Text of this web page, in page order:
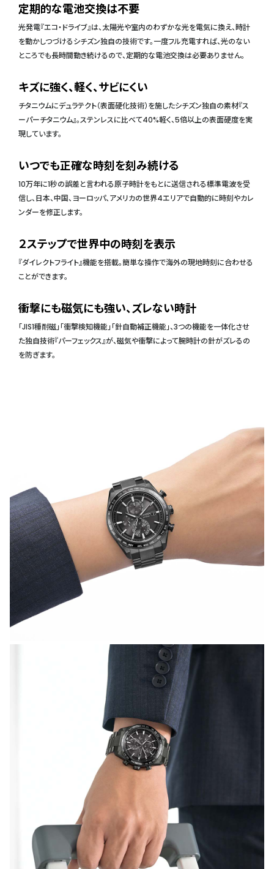
定期的な電池交換は不要
光発電『エコ・ドライブ』は、太陽光や室内のわずかな光を電気に換え、時計
を動かしつづけるシチズン独自の技術です。一度フル充電すれば、光のない
ところでも長時間動き続けるので、定期的な電池交換は必要ありません。
キズに強く、軽く、サビにくい
チタニウムにデュラテクト（表面硬化技術）を施したシチズン独自の素材『ス
ーパーチタニウム』。ステンレスに比べて40%軽く、5倍以上の表面硬度を実
現しています。
いつでも正確な時刻を刻み続ける
10万年に1秒の誤差と言われる原子時計をもとに送信される標準電波を受
信し、日本、中国、ヨーロッパ、アメリカの世界4エリアで自動的に時刻やカレ
ンダーを修正します。
２ステップで世界中の時刻を表示
『ダイレクトフライト』機能を搭載。簡単な操作で海外の現地時刻に合わせる
ことができます。
衝撃にも磁気にも強い、ズレない時計
「JIS1種耐磁」「衝撃検知機能」「針自動補正機能」、3つの機能を一体化させ
た独自技術『パーフェックス』が、磁気や衝撃によって腕時計の針がズレるの
を防ぎます。